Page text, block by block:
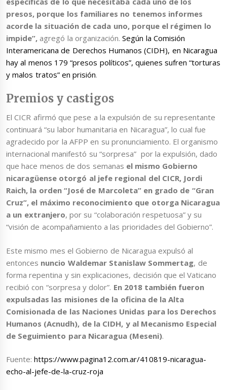
presos, porque los familiares no tenemos informes
acorde la situación de cada uno, porque el régimen lo
impide”,agregó la organización. Según la Comisión
Interamericana de Derechos Humanos (CIDH), en Nicaragua
hay al menos 179 “presos políticos”, quienes sufren “torturas
y malos tratos” en prisión.
Premios y castigos
El CICR afirmó que pese a la expulsión de su representante
continuará “su labor humanitaria en Nicaragua”, lo cual fue
agradecido por la AFPP en su pronunciamiento. El organismo
internacional manifestó su “sorpresa” por la expulsión, dado
que hace menos de dos semanas el mismo Gobierno
nicaragüense otorgó al jefe regional del CICR, Jordi
Raich, la orden “José de Marcoleta” en grado de “Gran
Cruz”, el máximo reconocimiento que otorga Nicaragua
a un extranjero, por su “colaboración respetuosa” y su
“visión de acompañamiento a las prioridades del Gobierno”.
Este mismo mes el Gobierno de Nicaragua expulsó al
entonces nuncio Waldemar Stanislaw Sommertag, de
forma repentina y sin explicaciones, decisión que el Vaticano
recibió con “sorpresa y dolor”. En 2018 también fueron
expulsadas las misiones de la oficina de la Alta
Comisionada de las Naciones Unidas para los Derechos
Humanos (Acnudh), de la CIDH, y al Mecanismo Especial
de Seguimiento para Nicaragua (Meseni).
Fuente:https://www.pagina12.com.ar/410819-nicaragua-
echo-al-jefe-de-la-cruz-roja